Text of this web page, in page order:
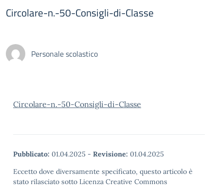
Circolare-n.-50-Consigli-di-Classe
Personale scolastico
Circolare-n.-50-Consigli-di-Classe
Pubblicato: 01.04.2025 - Revisione: 01.04.2025
Eccetto dove diversamente specificato, questo articolo è
stato rilasciato sotto Licenza Creative Commons